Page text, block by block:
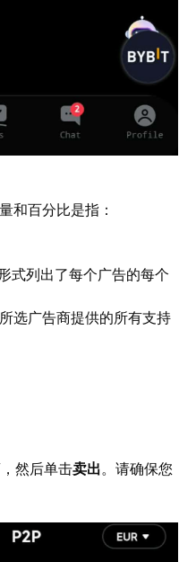
和百分比是指：
式列出了每个广告的每个
选广告商提供的所有支持
然后单击卖出。请确保您